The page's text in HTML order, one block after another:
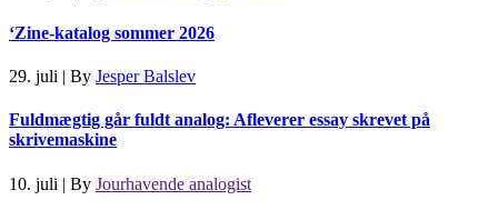
‘Zine-katalog sommer 2026
29. juli | By Jesper Balslev
Fuldmægtig går fuldt analog: Afleverer essay skrevet på
skrivemaskine
10. juli | By Jourhavende analogist